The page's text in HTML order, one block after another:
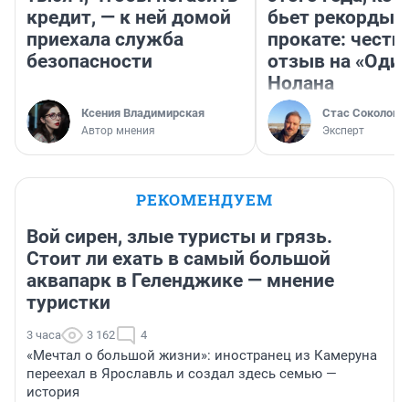
кредит, — к ней домой
приехала служба
безопасности
Ксения Владимирская
Автор мнения
бьет рекорды в
прокате:
отзыв на
Нолана
Стас Соколов
Эксперт
РЕКОМЕНДУЕМ
Вой сирен, злые туристы и грязь.
Стоит ли ехать в самый большой
аквапарк в Геленджике — мнение
туристки
3 часа 3 162 4
«Мечтал о большой жизни»: иностранец из Камеруна
переехал в Ярославль и создал здесь семью —
история